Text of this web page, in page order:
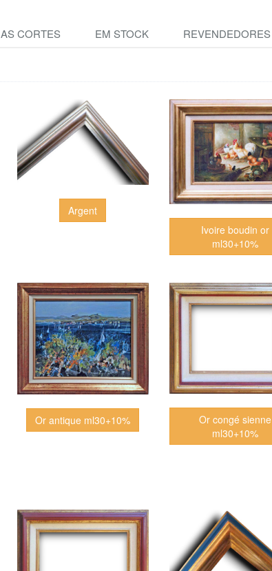
AS CORTES EM STOCK REVENDEDORES
Argent
Ivoire boudin or
ml30+10%
Or antique ml30+10%
Or congé sienne
ml30+10%